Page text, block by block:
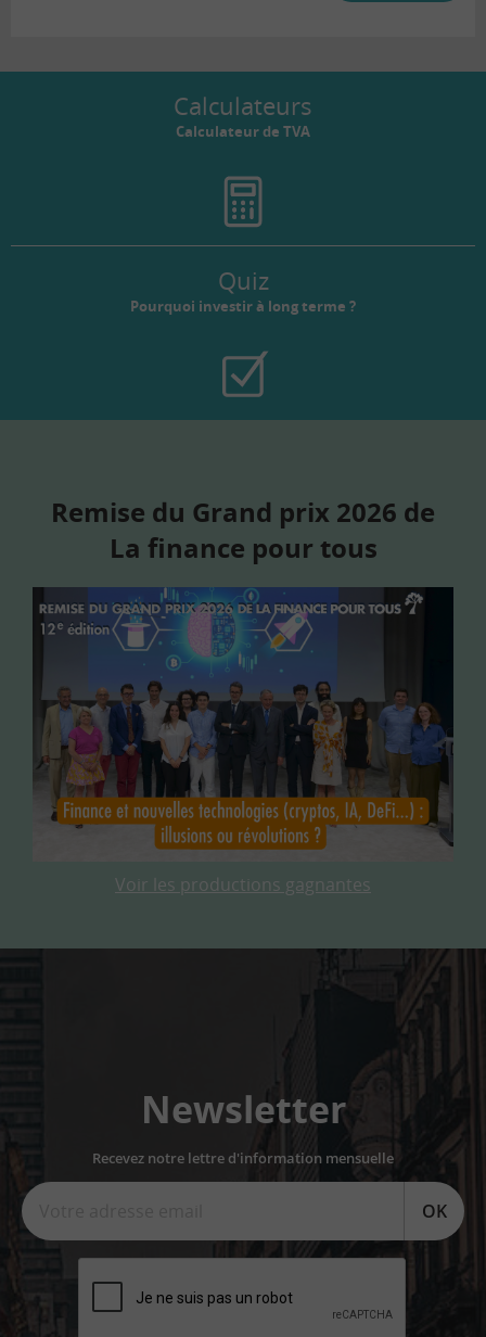
Calculateurs
Calculateur de TVA
Quiz
Pourquoi investir à long terme ?
Remise du Grand prix 2026 de
La finance pour tous
Voir les productions gagnantes
Newsletter
Recevez notre lettre d'information mensuelle
OK